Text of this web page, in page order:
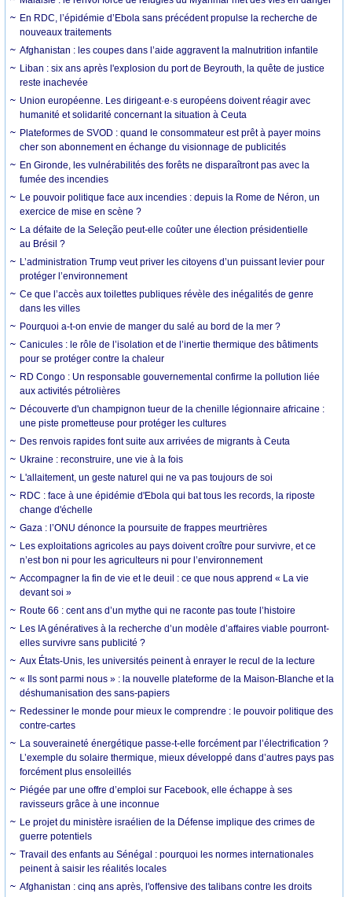
En RDC, l’épidémie d’Ebola sans précédent propulse la recherche de
nouveaux traitements
Afghanistan : les coupes dans l’aide aggravent la malnutrition infantile
Liban : six ans après l'explosion du port de Beyrouth, la quête de justice
reste inachevée
Union européenne. Les dirigeant·e·s européens doivent réagir avec
humanité et solidarité concernant la situation à Ceuta
Plateformes de SVOD : quand le consommateur est prêt à payer moins
cher son abonnement en échange du visionnage de publicités
En Gironde, les vulnérabilités des forêts ne disparaîtront pas avec la
fumée des incendies
Le pouvoir politique face aux incendies : depuis la Rome de Néron, un
exercice de mise en scène ?
La défaite de la Seleção peut-elle coûter une élection présidentielle
au Brésil ?
L’administration Trump veut priver les citoyens d’un puissant levier pour
protéger l’environnement
Ce que l’accès aux toilettes publiques révèle des inégalités de genre
dans les villes
Pourquoi a-t-on envie de manger du salé au bord de la mer ?
Canicules : le rôle de l’isolation et de l’inertie thermique des bâtiments
pour se protéger contre la chaleur
RD Congo : Un responsable gouvernemental confirme la pollution liée
aux activités pétrolières
Découverte d'un champignon tueur de la chenille légionnaire africaine :
une piste prometteuse pour protéger les cultures
Des renvois rapides font suite aux arrivées de migrants à Ceuta
Ukraine : reconstruire, une vie à la fois
L'allaitement, un geste naturel qui ne va pas toujours de soi
RDC : face à une épidémie d'Ebola qui bat tous les records, la riposte
change d'échelle
Gaza : l’ONU dénonce la poursuite de frappes meurtrières
Les exploitations agricoles au pays doivent croître pour survivre, et ce
n’est bon ni pour les agriculteurs ni pour l’environnement
Accompagner la fin de vie et le deuil : ce que nous apprend « La vie
devant soi »
Route 66 : cent ans d’un mythe qui ne raconte pas toute l’histoire
Les IA génératives à la recherche d’un modèle d’affaires viable pourront-
elles survivre sans publicité ?
Aux États-Unis, les universités peinent à enrayer le recul de la lecture
« Ils sont parmi nous » : la nouvelle plateforme de la Maison-Blanche et la
déshumanisation des sans-papiers
Redessiner le monde pour mieux le comprendre : le pouvoir politique des
contre-cartes
La souveraineté énergétique passe-t-elle forcément par l’électrification ?
L’exemple du solaire thermique, mieux développé dans d’autres pays pas
forcément plus ensoleillés
Piégée par une offre d’emploi sur Facebook, elle échappe à ses
ravisseurs grâce à une inconnue
Le projet du ministère israélien de la Défense implique des crimes de
guerre potentiels
Travail des enfants au Sénégal : pourquoi les normes internationales
peinent à saisir les réalités locales
Afghanistan : cinq ans après, l'offensive des talibans contre les droits